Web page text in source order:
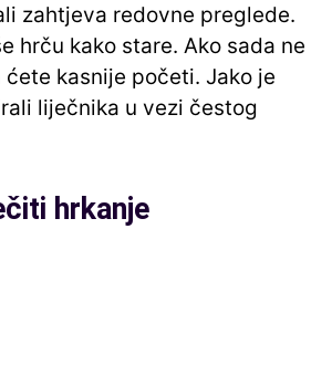
zahtjeva redovne preglede.
hrču kako stare. Ako sada ne
kasnije početi. Jako je
liječnika u vezi čestog
hrkanje